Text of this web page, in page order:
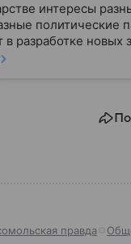
интересы
политические
разработке новых
страной.
партия «Единая
правда